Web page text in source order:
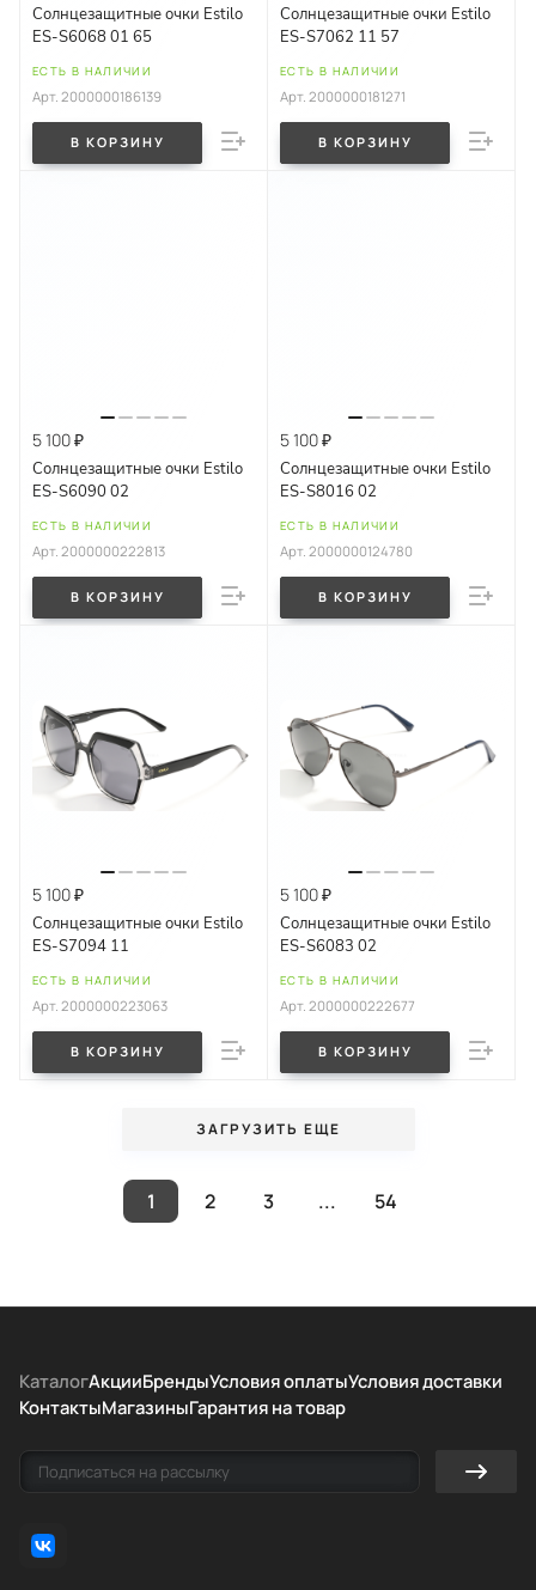
Солнцезащитные очки Estilo
ES-S6068 01 65
ЕСТЬ В НАЛИЧИИ
Арт. 2000000186139
В КОРЗИНУ
Солнцезащитные очки Estilo
ES-S7062 11 57
ЕСТЬ В НАЛИЧИИ
Арт. 2000000181271
В КОРЗИНУ
5 100 ₽
Солнцезащитные очки Estilo
ES-S6090 02
ЕСТЬ В НАЛИЧИИ
Арт. 2000000222813
В КОРЗИНУ
5 100 ₽
Солнцезащитные очки Estilo
ES-S8016 02
ЕСТЬ В НАЛИЧИИ
Арт. 2000000124780
В КОРЗИНУ
5 100 ₽
Солнцезащитные очки Estilo
ES-S7094 11
ЕСТЬ В НАЛИЧИИ
Арт. 2000000223063
В КОРЗИНУ
5 100 ₽
Солнцезащитные очки Estilo
ES-S6083 02
ЕСТЬ В НАЛИЧИИ
Арт. 2000000222677
В КОРЗИНУ
ЗАГРУЗИТЬ ЕЩЕ
1 2 3 ... 54
КаталогАкцииБрендыУсловия оплатыУсловия доставки
КонтактыМагазиныГарантия на товар